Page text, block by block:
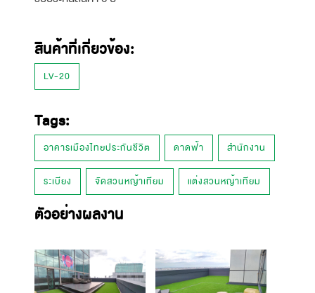
สินค้าที่เกี่ยวข้อง:
LV-20
Tags:
อาคารเมืองไทยประกันชีวิต ดาดฟ้า สำนักงาน
ระเบียง จัดสวนหญ้าเทียม แต่งสวนหญ้าเทียม
ตัวอย่างผลงาน